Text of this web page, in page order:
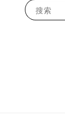
搜索